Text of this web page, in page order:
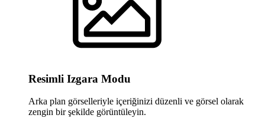
Resimli Izgara Modu
Arka plan görselleriyle içeriğinizi düzenli ve görsel olarak
zengin bir şekilde görüntüleyin.